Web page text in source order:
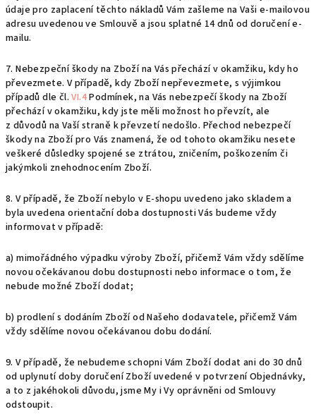
údaje pro zaplacení těchto nákladů Vám zašleme na Vaši e-mailovou
adresu uvedenou ve Smlouvě a jsou splatné 14 dnů od doručení e-
mailu.
7.Nebezpeční škody na Zboží na Vás přechází v okamžiku, kdy ho
převezmete. V případě, kdy Zboží nepřevezmete, s výjimkou
případů dle čl.VI.4Podmínek, na Vás nebezpečí škody na Zboží
přechází v okamžiku, kdy jste měli možnost ho převzít, ale
z důvodů na Vaší straně k převzetí nedošlo. Přechod nebezpečí
škody na Zboží pro Vás znamená, že od tohoto okamžiku nesete
veškeré důsledky spojené se ztrátou, zničením, poškozením či
jakýmkoli znehodnocením Zboží.
8. V případě, že Zboží nebylo v E-shopu uvedeno jako skladem a
byla uvedena orientační doba dostupnosti Vás budeme vždy
informovat v případě:
a) mimořádného výpadku výroby Zboží, přičemž Vám vždy sdělíme
novou očekávanou dobu dostupnosti nebo informace o tom, že
nebude možné Zboží dodat;
b) prodlení s dodáním Zboží od Našeho dodavatele, přičemž Vám
vždy sdělíme novou očekávanou dobu dodání.
9.V případě, že nebudeme schopni Vám Zboží dodat ani do 30 dnů
od uplynutí doby doručení Zboží uvedené v potvrzení Objednávky,
a to z jakéhokoli důvodu, jsme My i Vy oprávněni od Smlouvy
odstoupit.